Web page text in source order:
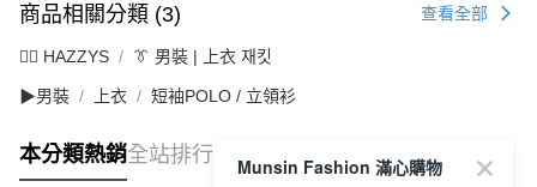
商品相關分類 (3) 查看全部
🐕‍🦺 HAZZYS 👔 男裝 | 上衣 재킷
▶男裝 上衣 短袖POLO / 立領衫
本分類熱銷全站排行
Munsin Fashion 滿心購物